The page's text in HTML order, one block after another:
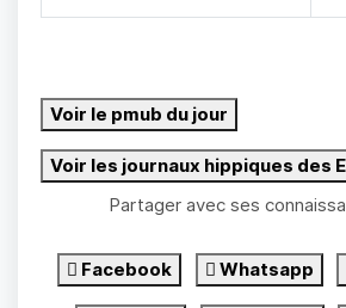
Voir le pmub du jour
Voir les journaux hippiques des
Partager avec ses
Facebook Whatsapp